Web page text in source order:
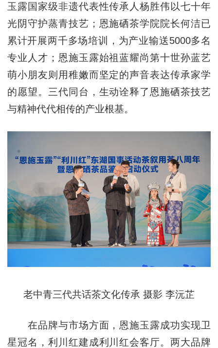
玉露国家级非遗代表性传承人杨胜伟以七十年
光阴守护蒸青技艺；恩施硒茶学院院长何洁已
累计开展两千多场培训，为产业输送5000多名
专业人才；恩施玉露始祖蓝耀尚第十世孙蓝艺
萌小朋友则用稚嫩而坚定的声音表达传承家学
的愿望。三代同台，生动诠释了恩施硒茶技艺
与精神代代相传的产业根基。
老中青三代共话茶文化传承 摄影 李沅芷
在品牌与市场方面，恩施玉露成功实现卫
星冠名，利川红建成利川红会客厅。两大品牌